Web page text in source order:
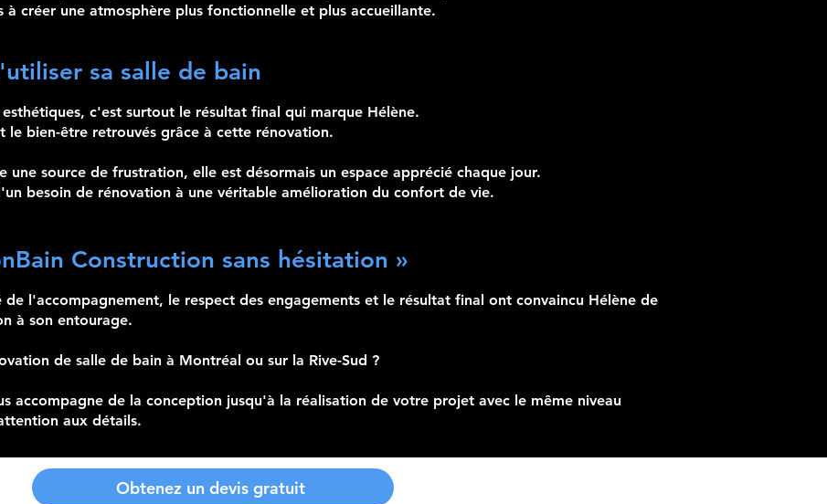
créer une atmosphère plus fonctionnelle et plus accueillante.
sa salle de bain
c'est surtout le résultat final qui marque Hélène.
le bien-être retrouvés grâce à cette rénovation.
une source de frustration, elle est désormais un espace apprécié chaque jour.
besoin de rénovation à une véritable amélioration du confort de vie.
Construction sans hésitation »
l'accompagnement, le respect des engagements et le résultat final ont convaincu Hélène de
à son entourage.
de salle de bain à Montréal ou sur la Rive-Sud ?
accompagne de la conception jusqu'à la réalisation de votre projet avec le même niveau
aux détails.
Obtenez un devis gratuit